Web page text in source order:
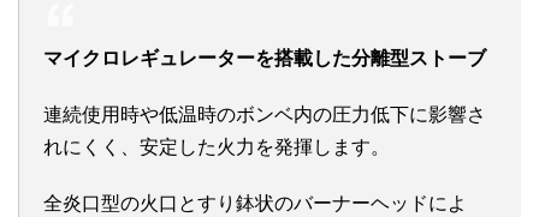
マイクロレギュレーターを搭載した分離型ストーブ
連続使用時や低温時のボンベ内の圧力低下に影響さ
れにくく、安定した火力を発揮します。
全炎口型の火口とすり鉢状のバーナーヘッドによ